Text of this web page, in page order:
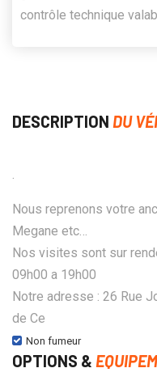
contrôle technique
DESCRIPTION DU
.
Nous reprenons votre
Megane etc…
Nos visites sont sur
09h00 a 19h00
Notre adresse : 26 Rue
de Ce
Non fumeur
OPTIONS &